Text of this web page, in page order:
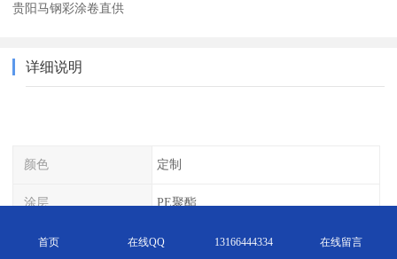
贵阳马钢彩涂卷直供
详细说明
颜色 定制
涂层 PE聚酯
镀层 镀锌
首页 在线QQ 13166444334 在线留言